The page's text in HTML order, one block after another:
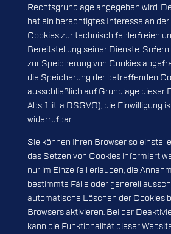
Rechtsgrundlage angegeben wird.
hat ein berechtigtes Interesse an
Cookies zur technisch fehlerfreien
Bereitstellung seiner Dienste. Sofern
zur Speicherung von Cookies
die Speicherung der betreffenden
ausschließlich auf Grundlage dieser
Abs. 1 lit. a DSGVO); die Einwilligung
widerrufbar.
Sie können Ihren Browser so
das Setzen von Cookies informiert
nur im Einzelfall erlauben, die
bestimmte Fälle oder generell
automatische Löschen der Cookies
Browsers aktivieren. Bei der
kann die Funktionalität dieser